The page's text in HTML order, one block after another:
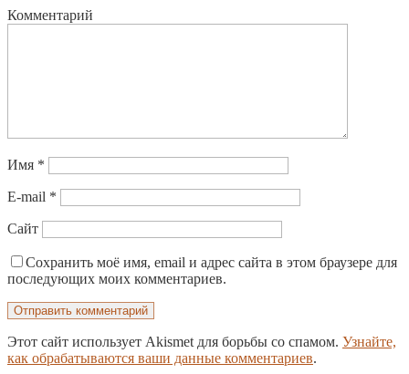
Комментарий
Имя *
E-mail *
Сайт
Сохранить моё имя, email и адрес сайта в этом браузере для
последующих моих комментариев.
Этот сайт использует Akismet для борьбы со спамом. Узнайте,
как обрабатываются ваши данные комментариев.